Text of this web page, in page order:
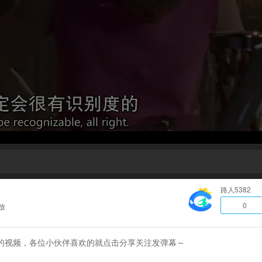
路人5382
0
频，各位小伙伴喜欢的就点击分享关注发弹幕～